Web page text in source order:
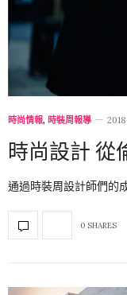
時尚情報, 時裝周報導
時尚設計 從
通過時裝周設計師們的
0 SHARES